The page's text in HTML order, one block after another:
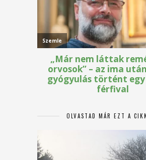
OLVASTAD MÁR EZT A